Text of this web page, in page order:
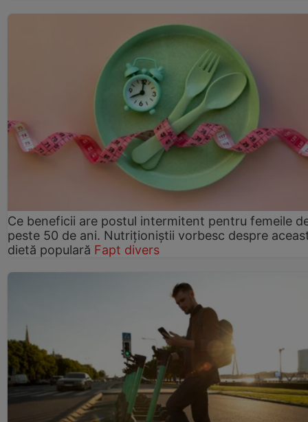
Ce beneficii are postul intermitent pentru femeile
peste 50 de ani. Nutriționiștii vorbesc despre
dietă populară Fapt divers